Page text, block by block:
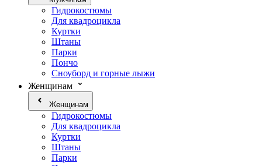
Гидрокостюмы
Для квадроцикла
Куртки
Штаны
Парки
Пончо
Сноуборд и горные лыжи
Женщинам
Женщинам
Гидрокостюмы
Для квадроцикла
Куртки
Штаны
Парки